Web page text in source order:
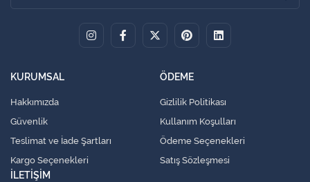
KURUMSAL
Hakkımızda
Güvenlik
Teslimat ve İade Şartları
Kargo Seçenekleri
ÖDEME
Gizlilik Politikası
Kullanım Koşulları
Ödeme Seçenekleri
Satış Sözleşmesi
İLETİŞİM